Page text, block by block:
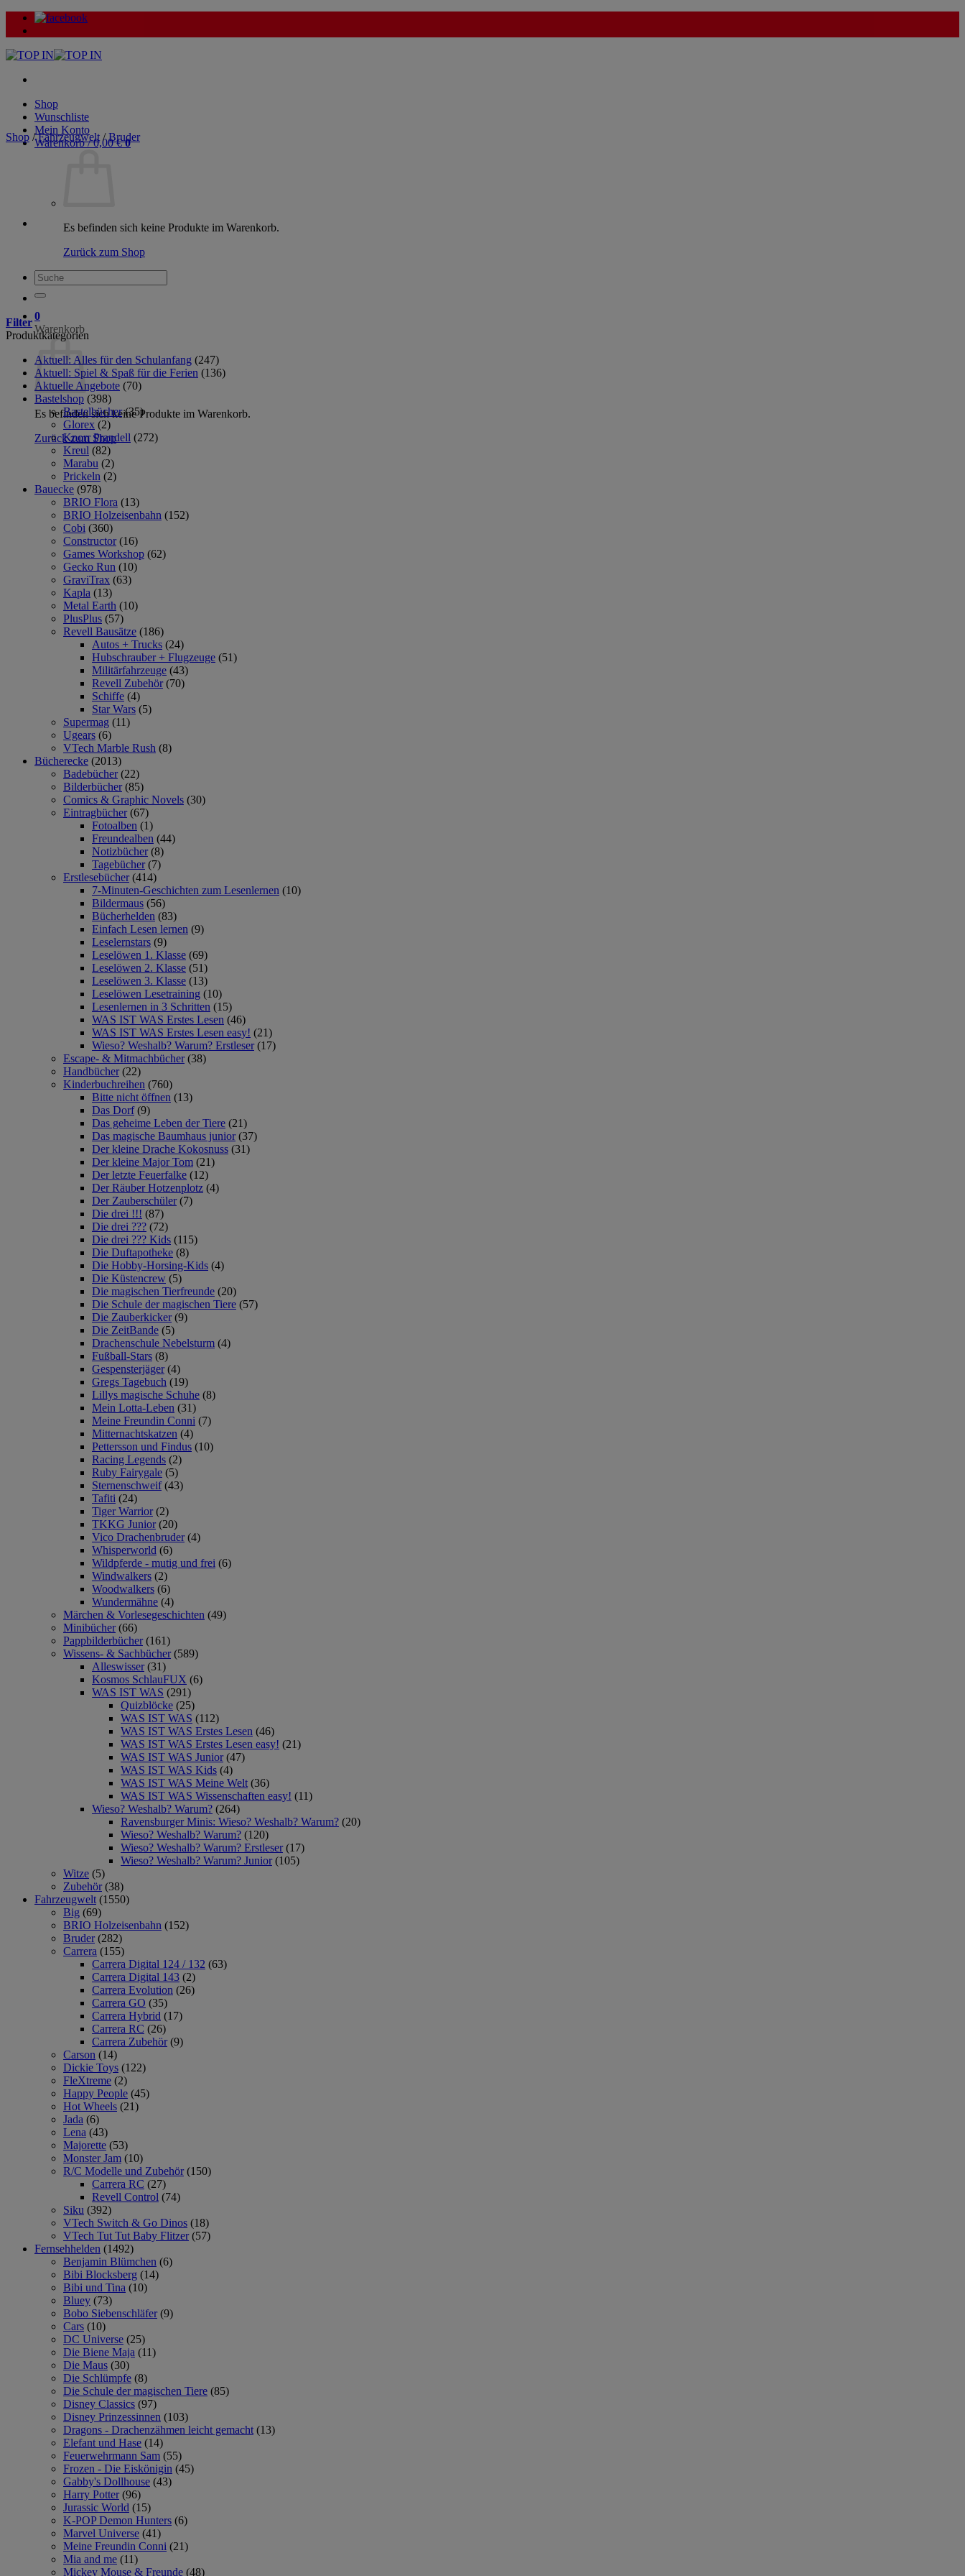
Zum
Inhalt
Shop
Wunschliste
Mein Konto
Warenkorb /0,00€ 0
Es befinden sich keine Produkte im Warenkorb.
Zurück zum Shop
Suche
nach:
0
Warenkorb
Es befinden sich keine Produkte im Warenkorb.
Zurück zum Shop
Shop / Fahrzeugwelt / Bruder
Filter
Produktkategorien
Aktuell: Alles für den Schulanfang (247)
Aktuell: Spiel & Spaß für die Ferien (136)
Aktuelle Angebote (70)
Bastelshop (398)
Bastelbücher (35)
Glorex (2)
Knorr Prandell (272)
Kreul (82)
Marabu (2)
Prickeln (2)
Bauecke (978)
BRIO Flora (13)
BRIO Holzeisenbahn (152)
Cobi (360)
Constructor (16)
Games Workshop (62)
Gecko Run (10)
GraviTrax (63)
Kapla (13)
Metal Earth (10)
PlusPlus (57)
Revell Bausätze (186)
Autos + Trucks (24)
Hubschrauber + Flugzeuge (51)
Militärfahrzeuge (43)
Revell Zubehör (70)
Schiffe (4)
Star Wars (5)
Supermag (11)
Ugears (6)
VTech Marble Rush (8)
Bücherecke (2013)
Badebücher (22)
Bilderbücher (85)
Comics & Graphic Novels (30)
Eintragbücher (67)
Fotoalben (1)
Freundealben (44)
Notizbücher (8)
Tagebücher (7)
Erstlesebücher (414)
7-Minuten-Geschichten zum Lesenlernen (10)
Bildermaus (56)
Bücherhelden (83)
Einfach Lesen lernen (9)
Leselernstars (9)
Leselöwen 1. Klasse (69)
Leselöwen 2. Klasse (51)
Leselöwen 3. Klasse (13)
Leselöwen Lesetraining (10)
Lesenlernen in 3 Schritten (15)
WAS IST WAS Erstes Lesen (46)
WAS IST WAS Erstes Lesen easy! (21)
Wieso? Weshalb? Warum? Erstleser (17)
Escape- & Mitmachbücher (38)
Handbücher (22)
Kinderbuchreihen (760)
Bitte nicht öffnen (13)
Das Dorf (9)
Das geheime Leben der Tiere (21)
Das magische Baumhaus junior (37)
Der kleine Drache Kokosnuss (31)
Der kleine Major Tom (21)
Der letzte Feuerfalke (12)
Der Räuber Hotzenplotz (4)
Der Zauberschüler (7)
Die drei !!! (87)
Die drei ??? (72)
Die drei ??? Kids (115)
Die Duftapotheke (8)
Die Hobby-Horsing-Kids (4)
Die Küstencrew (5)
Die magischen Tierfreunde (20)
Die Schule der magischen Tiere (57)
Die Zauberkicker (9)
Die ZeitBande (5)
Drachenschule Nebelsturm (4)
Fußball-Stars (8)
Gespensterjäger (4)
Gregs Tagebuch (19)
Lillys magische Schuhe (8)
Mein Lotta-Leben (31)
Meine Freundin Conni (7)
Mitternachtskatzen (4)
Pettersson und Findus (10)
Racing Legends (2)
Ruby Fairygale (5)
Sternenschweif (43)
Tafiti (24)
Tiger Warrior (2)
TKKG Junior (20)
Vico Drachenbruder (4)
Whisperworld (6)
Wildpferde - mutig und frei (6)
Windwalkers (2)
Woodwalkers (6)
Wundermähne (4)
Märchen & Vorlesegeschichten (49)
Minibücher (66)
Pappbilderbücher (161)
Wissens- & Sachbücher (589)
Alleswisser (31)
Kosmos SchlauFUX (6)
WAS IST WAS (291)
Quizblöcke (25)
WAS IST WAS (112)
WAS IST WAS Erstes Lesen (46)
WAS IST WAS Erstes Lesen easy! (21)
WAS IST WAS Junior (47)
WAS IST WAS Kids (4)
WAS IST WAS Meine Welt (36)
WAS IST WAS Wissenschaften easy! (11)
Wieso? Weshalb? Warum? (264)
Ravensburger Minis: Wieso? Weshalb? Warum? (20)
Wieso? Weshalb? Warum? (120)
Wieso? Weshalb? Warum? Erstleser (17)
Wieso? Weshalb? Warum? Junior (105)
Witze (5)
Zubehör (38)
Fahrzeugwelt (1550)
Big (69)
BRIO Holzeisenbahn (152)
Bruder (282)
Carrera (155)
Carrera Digital 124 / 132 (63)
Carrera Digital 143 (2)
Carrera Evolution (26)
Carrera GO (35)
Carrera Hybrid (17)
Carrera RC (26)
Carrera Zubehör (9)
Carson (14)
Dickie Toys (122)
FleXtreme (2)
Happy People (45)
Hot Wheels (21)
Jada (6)
Lena (43)
Majorette (53)
Monster Jam (10)
R/C Modelle und Zubehör (150)
Carrera RC (27)
Revell Control (74)
Siku (392)
VTech Switch & Go Dinos (18)
VTech Tut Tut Baby Flitzer (57)
Fernsehhelden (1492)
Benjamin Blümchen (6)
Bibi Blocksberg (14)
Bibi und Tina (10)
Bluey (73)
Bobo Siebenschläfer (9)
Cars (10)
DC Universe (25)
Die Biene Maja (11)
Die Maus (30)
Die Schlümpfe (8)
Die Schule der magischen Tiere (85)
Disney Classics (97)
Disney Prinzessinnen (103)
Dragons - Drachenzähmen leicht gemacht (13)
Elefant und Hase (14)
Feuerwehrmann Sam (55)
Frozen - Die Eiskönigin (45)
Gabby's Dollhouse (43)
Harry Potter (96)
Jurassic World (15)
K-POP Demon Hunters (6)
Marvel Universe (41)
Meine Freundin Conni (21)
Mia and me (11)
Mickey Mouse & Freunde (48)